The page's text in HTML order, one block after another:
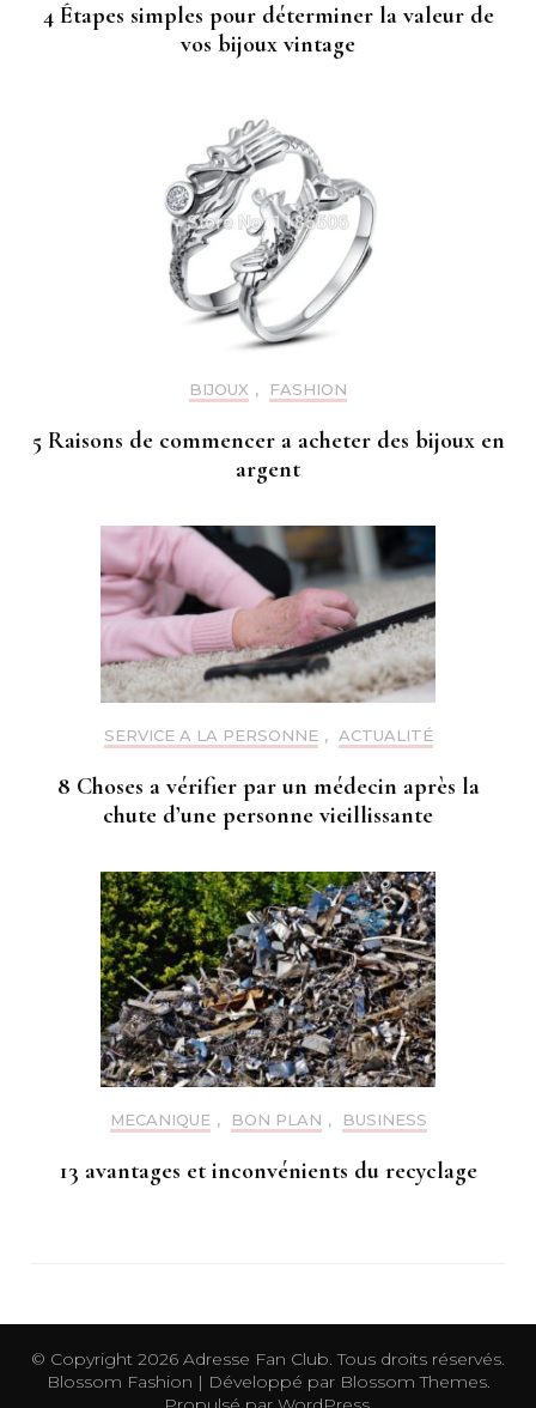
4 Étapes simples pour déterminer la valeur de
vos bijoux vintage
BIJOUX , FASHION
5 Raisons de commencer a acheter des bijoux en
argent
SERVICE A LA PERSONNE , ACTUALITÉ
8 Choses a vérifier par un médecin après la
chute d’une personne vieillissante
MECANIQUE , BON PLAN , BUSINESS
13 avantages et inconvénients du recyclage
© Copyright 2026 Adresse Fan Club. Tous droits réservés.
Blossom Fashion | Développé parBlossom Themes.